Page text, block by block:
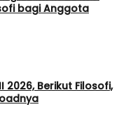
bagi Anggota
2026, Berikut Filosofi,